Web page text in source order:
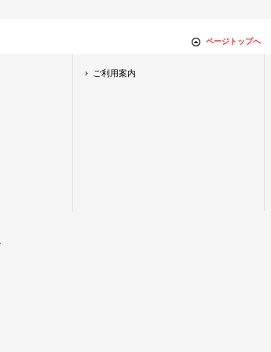
ページトップへ
ご利用案内